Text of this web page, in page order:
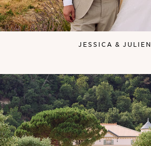
JESSICA & JULIEN